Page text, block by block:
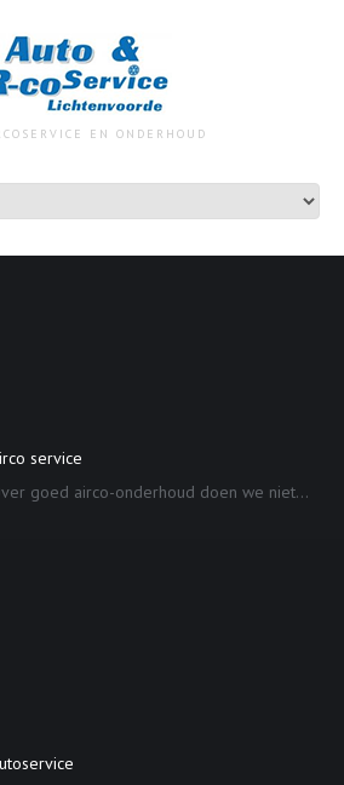
EN ONDERHOUD
service
goed airco-onderhoud doen we niet...